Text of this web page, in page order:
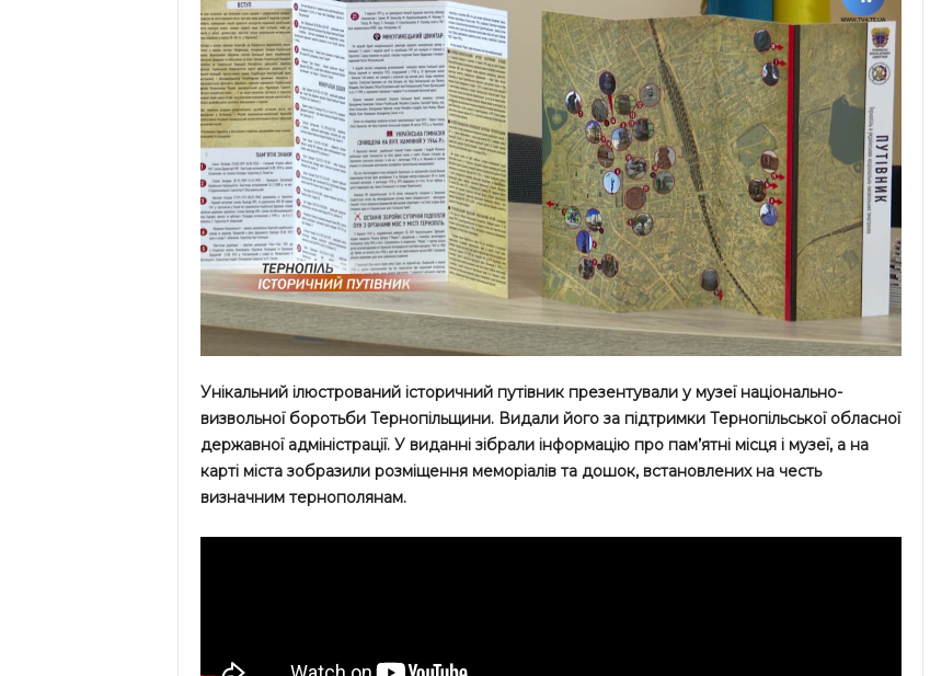
Унікальний ілюстрований історичний путівник презентували у музеї національно-
визвольної боротьби Тернопільщини. Видали його за підтримки Тернопільської обласної
державної адміністрації. У виданні зібрали інформацію про пам’ятні місця і музеї, а на
карті міста зобразили розміщення меморіалів та дошок, встановлених на честь
визначним тернополянам.